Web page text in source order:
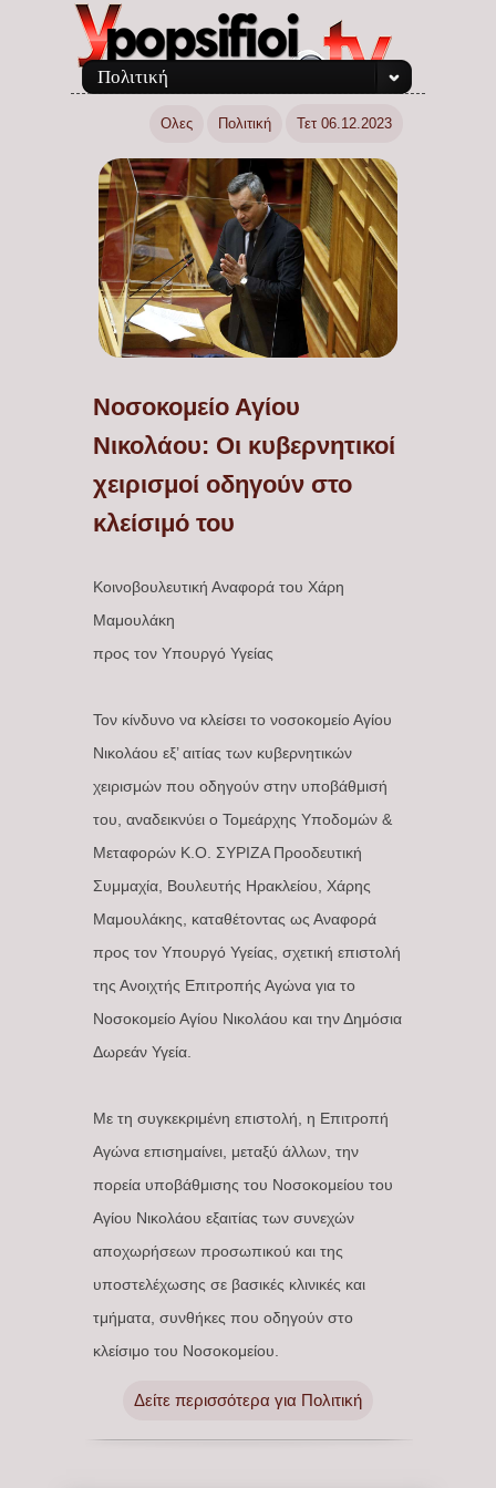
Πολιτική
Ολες Πολιτική Τετ 06.12.2023
Νοσοκομείο Αγίου
Νικολάου: Οι κυβερνητικοί
χειρισμοί οδηγούν στο
κλείσιμό του
Κοινοβουλευτική Αναφορά του Χάρη
Μαμουλάκη
προς τον Υπουργό Υγείας
Τον κίνδυνο να κλείσει το νοσοκομείο Αγίου
Νικολάου εξ’ αιτίας των κυβερνητικών
χειρισμών που οδηγούν στην υποβάθμισή
του, αναδεικνύει ο Τομεάρχης Υποδομών &
Μεταφορών Κ.Ο. ΣΥΡΙΖΑ Προοδευτική
Συμμαχία, Βουλευτής Ηρακλείου, Χάρης
Μαμουλάκης, καταθέτοντας ως Αναφορά
προς τον Υπουργό Υγείας, σχετική επιστολή
της Ανοιχτής Επιτροπής Αγώνα για το
Νοσοκομείο Αγίου Νικολάου και την Δημόσια
Δωρεάν Υγεία.
Με τη συγκεκριμένη επιστολή, η Επιτροπή
Αγώνα επισημαίνει, μεταξύ άλλων, την
πορεία υποβάθμισης του Νοσοκομείου του
Αγίου Νικολάου εξαιτίας των συνεχών
αποχωρήσεων προσωπικού και της
υποστελέχωσης σε βασικές κλινικές και
τμήματα, συνθήκες που οδηγούν στο
κλείσιμο του Νοσοκομείου.
Δείτε περισσότερα για Πολιτική